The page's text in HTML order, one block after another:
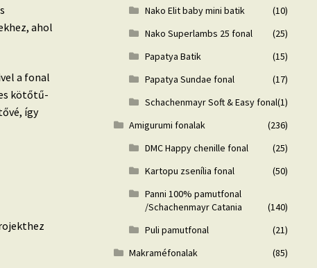
ahol
a fonal
kötőtű-
így
Nako Elit baby mini batik
(10)
Nako Superlambs 25 fonal
(25)
Papatya Batik
(15)
Papatya Sundae fonal
(17)
Schachenmayr Soft & Easy fonal(1)
Amigurumi fonalak
(236)
DMC Happy chenille fonal
(25)
Kartopu zsenília fonal
(50)
Panni 100% pamutfonal
/Schachenmayr Catania
(140)
Puli pamutfonal
(21)
Makraméfonalak
(85)